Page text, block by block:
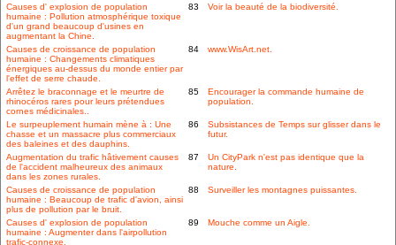
Causes d' explosion de population
humaine : Pollution atmosphérique toxique
d'un grand beaucoup d'usines en
augmentant la Chine.
83 Voir la beauté de la biodiversité.
Causes de croissance de population
humaine : Changements climatiques
énergiques au-dessus du monde entier par
l'effet de serre chaude.
84 www.WisArt.net.
Arrêtez le braconnage et le meurtre de
rhinocéros rares pour leurs prétendues
cornes médicinales..
85
Encourager la commande humaine de
population.
Le surpeuplement humain mène à : Une
chasse et un massacre plus commerciaux
des baleines et des dauphins.
86
Subsistances de Temps sur glisser dans le
futur.
Augmentation du trafic hâtivement causes
de l'accident malheureux des animaux
dans les zones rurales.
87
Un CityPark n'est pas identique que la
nature.
Causes de croissance de population
humaine : Beaucoup de trafic d'avion, ainsi
plus de pollution par le bruit.
88 Surveiller les montagnes puissantes.
Causes d' explosion de population
humaine : Augmenter dans l'airpollution
trafic-connexe.
89 Mouche comme un Aigle.